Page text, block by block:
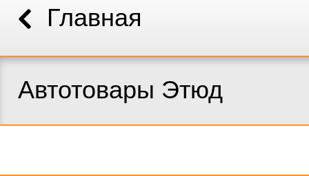
Главная
Автотовары Этюд